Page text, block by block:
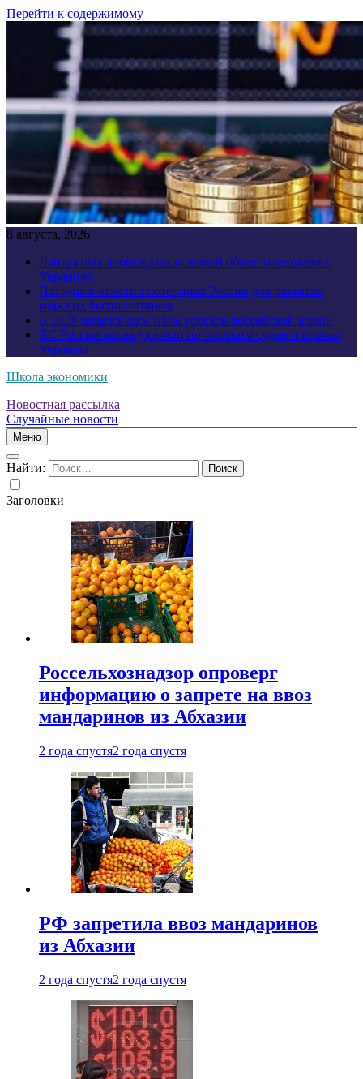
Перейти к содержимому
8 августа, 2026
Лантратова анонсировала новый обмен пленными с
Украиной
Патрушев отметил потенциал России для развития
морских беспилотников
В ВСУ начался хаос из-за успехов российской армии
ВС России вновь ударили по морским судам и портам
Украины
Школа экономики
Новостная рассылка
Случайные новости
Меню
Найти:
Заголовки
Россельхознадзор опроверг
информацию о запрете на ввоз
мандаринов из Абхазии
2 года спустя2 года спустя
РФ запретила ввоз мандаринов
из Абхазии
2 года спустя2 года спустя